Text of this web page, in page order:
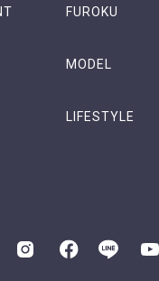
FUROKU
MODEL
LIFESTYLE